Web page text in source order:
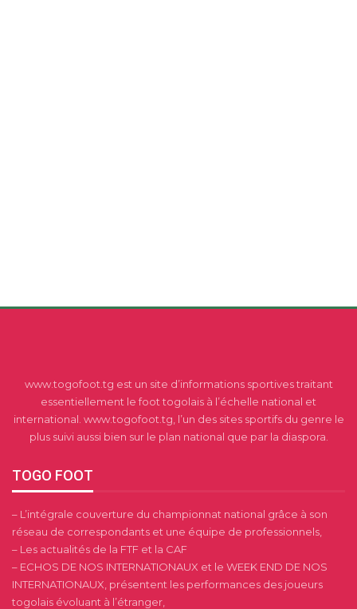
www.togofoot.tg est un site d’informations sportives traitant
essentiellement le foot togolais à l’échelle national et
international. www.togofoot.tg, l’un des sites sportifs du genre le
plus suivi aussi bien sur le plan national que par la diaspora.
TOGO FOOT
– L’intégrale couverture du championnat national grâce à son
réseau de correspondants et une équipe de professionnels,
– Les actualités de la FTF et la CAF
– ECHOS DE NOS INTERNATIONAUX et le WEEK END DE NOS
INTERNATIONAUX, présentent les performances des joueurs
togolais évoluant à l’étranger,